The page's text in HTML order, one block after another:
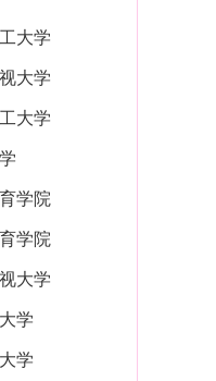
大学
大学
大学
学院
学院
大学
学
学